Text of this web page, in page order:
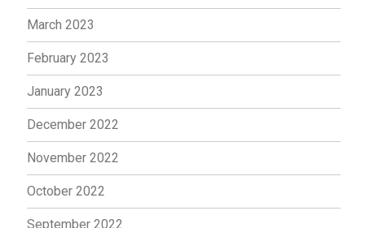
March 2023
February 2023
January 2023
December 2022
November 2022
October 2022
September 2022